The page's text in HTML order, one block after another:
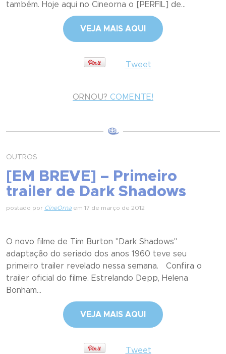
também. Hoje aqui no Cineorna o [PERFIL] de...
VEJA MAIS AQUI
Tweet
ORNOU? COMENTE!
OUTROS
[EM BREVE] – Primeiro
trailer de Dark Shadows
postado por CineOrna em 17 de março de 2012
O novo filme de Tim Burton "Dark Shadows"
adaptação do seriado dos anos 1960 teve seu
primeiro trailer revelado nessa semana. Confira o
trailer oficial do filme. Estrelando Depp, Helena
Bonham...
VEJA MAIS AQUI
Tweet